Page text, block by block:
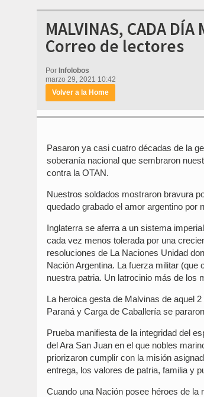
MALVINAS, CADA
Correo de lectores
Por Infolobos
marzo 29, 2021 10:42
Volver a la Home
Pasaron ya casi cuatro décadas de la
soberanía nacional que sembraron
contra la OTAN.
Nuestros soldados mostraron bravura
quedado grabado el amor argentino
Inglaterra se aferra a un sistema
cada vez menos tolerada por una
resoluciones de La Naciones Unidad
Nación Argentina. La fuerza militar
nuestra patria. Un latrocinio más de los
La heroica gesta de Malvinas de aquel
Paraná y Carga de Caballería se
Prueba manifiesta de la integridad del
del Ara San Juan en el que nobles
priorizaron cumplir con la misión
entrega, los valores de patria, familia y
Cuando una Nación posee héroes de la